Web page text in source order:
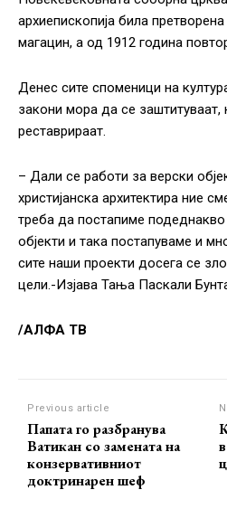
архиепископија била
магацин, а од 1912 година
Денес сите споменици на
закони мора да се заштитуваат,
реставрираат.
– Дали се работи за верски
христијанска архитектира ние
треба да постапиме подеднакво
објекти и така постапуваме и
сите наши проекти досега се
цели.-Изјава Тања Паскали
/АЛФА ТВ
Previous article
Папата го разбранува
Ватикан со замената на
конзервативниот
доктринарен шеф